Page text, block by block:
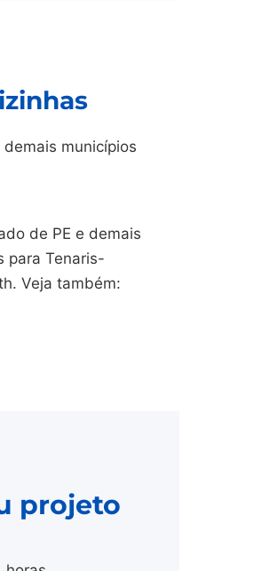
demais municípios
de PE e demais
para Tenaris-
Veja também:
projeto